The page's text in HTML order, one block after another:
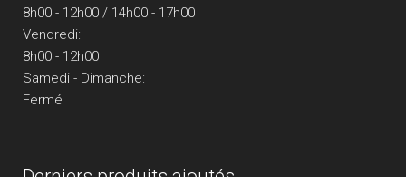
8h00 - 12h00 / 14h00 - 17h00
Vendredi:
8h00 - 12h00
Samedi - Dimanche:
Fermé